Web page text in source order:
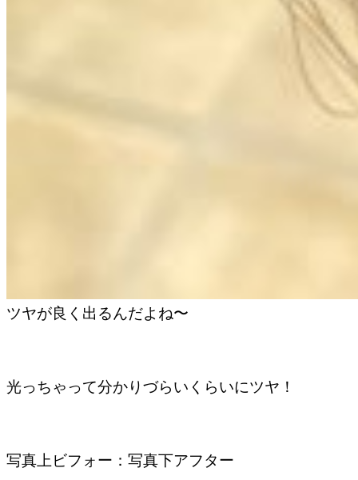
ツヤが良く出るんだよね〜
光っちゃって分かりづらいくらいにツヤ！
写真上ビフォー：写真下アフター